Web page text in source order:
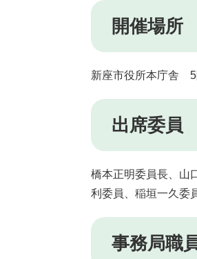
開催場所
新座市役所本庁舎
出席委員
橋本正明委員長、山
利委員、稲垣一久
事務局職